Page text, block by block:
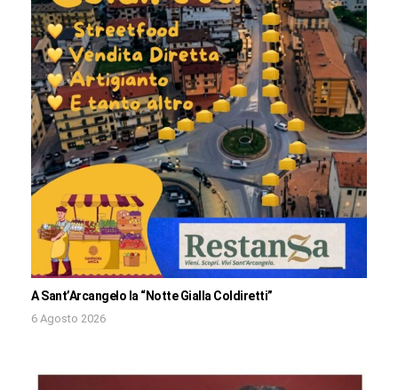
A Sant’Arcangelo la “Notte Gialla Coldiretti”
6 Agosto 2026